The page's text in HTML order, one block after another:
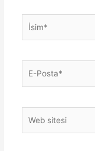
Posta*
sitesi